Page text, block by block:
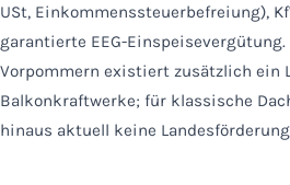
USt, Einkommenssteuerbefreiung),
garantierte EEG-
Vorpommern existiert zusätzlich ein
Balkonkraftwerke; für klassische
hinaus aktuell keine